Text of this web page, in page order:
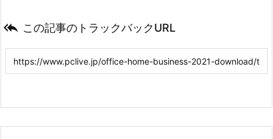
 この記事のトラックバックURL